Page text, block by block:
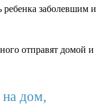
ребенка заболевшим и
отправят домой и
дом,